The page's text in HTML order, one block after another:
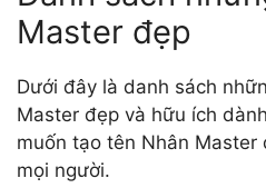
Master đẹp
Dưới đây là danh sách
Master đẹp và hữu ích
muốn tạo tên Nhân
mọi người.